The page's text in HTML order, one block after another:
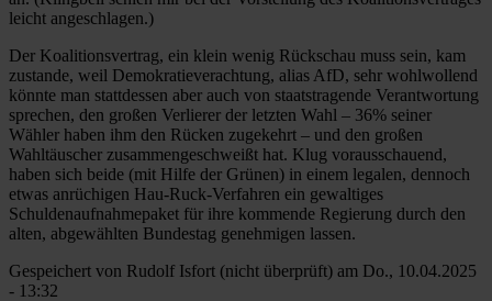
leicht angeschlagen.)
Der Koalitionsvertrag, ein klein wenig Rückschau muss sein, kam
zustande, weil Demokratieverachtung, alias AfD, sehr wohlwollend
könnte man stattdessen aber auch von staatstragende Verantwortung
sprechen, den großen Verlierer der letzten Wahl – 36% seiner
Wähler haben ihm den Rücken zugekehrt – und den großen
Wahltäuscher zusammengeschweißt hat. Klug vorausschauend,
haben sich beide (mit Hilfe der Grünen) in einem legalen, dennoch
etwas anrüchigen Hau-Ruck-Verfahren ein gewaltiges
Schuldenaufnahmepaket für ihre kommende Regierung durch den
alten, abgewählten Bundestag genehmigen lassen.
Gespeichert von Rudolf Isfort (nicht überprüft) am Do., 10.04.2025
- 13:32